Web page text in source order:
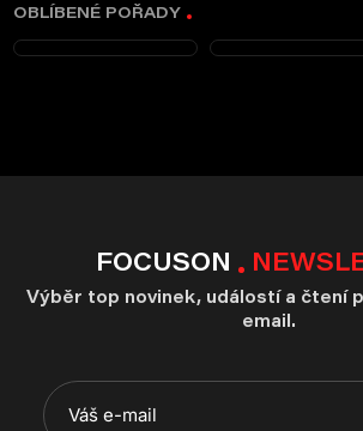
OBLÍBENÉ POŘADY
FOCUSON
Výběr top novinek, událostí a čtení
email.